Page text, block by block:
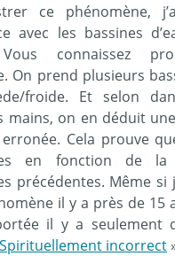
ce phénomène,
avec les bassines
connaissez
On prend plusieurs
froide. Et selon
mains, on en déduit
Cela prouve
en fonction de
précédentes. Même si
il y a près de 15
il y a seulement
Spirituellement incorrect